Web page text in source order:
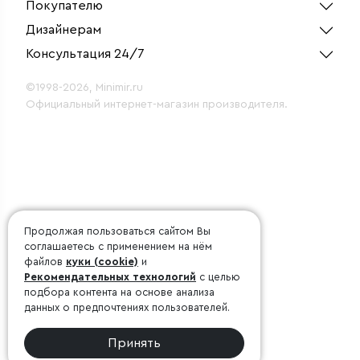
Покупателю
Дизайнерам
Консультация 24/7
©1998-2026, Minimir.ru
Официальный интернет-магазин производителя.
Продолжая пользоваться сайтом Вы
соглашаетесь с применением на нём
файлов куки (cookie) и
Рекомендательных технологий с целью
подбора контента на основе анализа
данных о предпочтениях пользователей.
Принять